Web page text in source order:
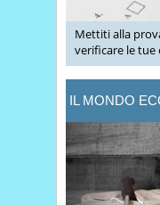
Mettiti alla
verificare le tue
IL MONDO